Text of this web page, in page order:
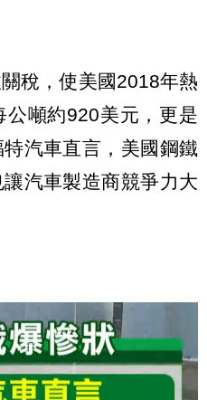
稅，使美國2018年熱
噸約920美元，更是
汽車直言，美國鋼鐵
汽車製造商競爭力大